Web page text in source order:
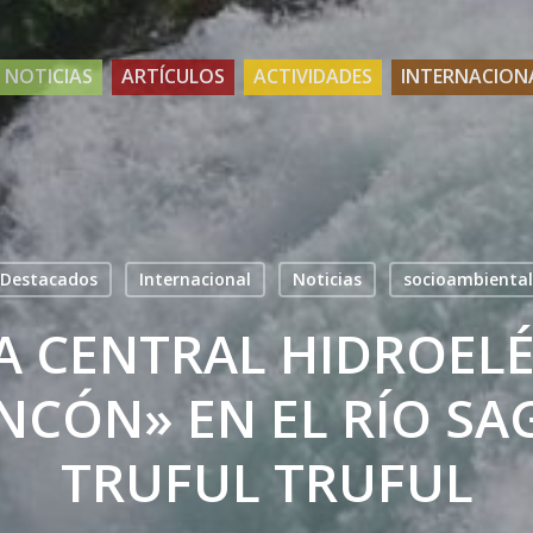
NOTICIAS ARTÍCULOS ACTIVIDADES
Destacados Internacional Noticias socioambiental
CENTRAL
EN EL RÍO
TRUFUL TRUFUL